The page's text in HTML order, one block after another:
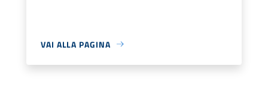
VAI ALLA PAGINA